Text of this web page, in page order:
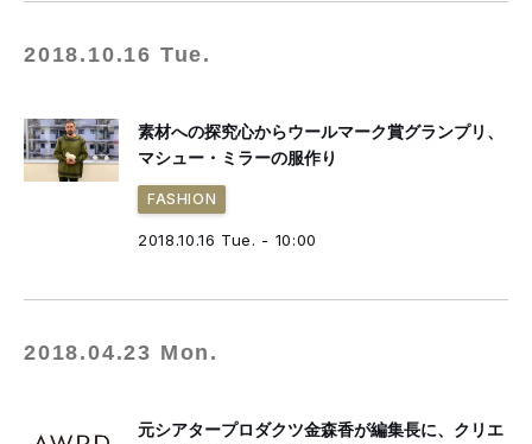
2018.10.16 Tue.
素材への探究心からウールマーク賞グランプリ、
マシュー・ミラーの服作り
FASHION
2018.10.16 Tue. - 10:00
2018.04.23 Mon.
元シアタープロダクツ金森香が編集長に、クリエ